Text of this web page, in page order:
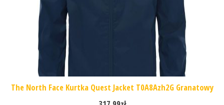
The North Face Kurtka Quest Jacket T0A8Azh2G Granatowy